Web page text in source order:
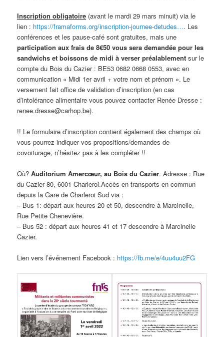
Inscription obligatoire (avant le mardi 29 mars minuit) via le
lien : https://framaforms.org/inscription-journee-detudes…. Les
conférences et les pause-café sont gratuites, mais une
participation aux frais de 8€50 vous sera demandée pour les
sandwichs et boissons de midi à verser préalablement sur le
compte du Bois du Cazier : BE53 0682 0668 0553, avec en
communication « Midi 1er avril + votre nom et prénom ». Le
versement fait office de validation d’inscription (en cas
d’intolérance alimentaire vous pouvez contacter Renée Dresse :
renee.dresse@carhop.be).
!! Le formulaire d’inscription contient également des champs où
vous pourrez indiquer vos propositions/demandes de
covoiturage, n’hésitez pas à les compléter !!
Où?Auditorium Amercœur, au Bois du Cazier. Adresse : Rue
du Cazier 80, 6001 Charleroi.Accès en transports en commun
depuis la Gare de Charleroi Sud via :
– Bus 1: départ aux heures 20 et 50, descendre à Marcinelle,
Rue Petite Chenevière.
– Bus 52 : départ aux heures 41 et 17 descendre à Marcinelle
Cazier.
Lien vers l’événement Facebook : https://fb.me/e/4uu4uu2FG